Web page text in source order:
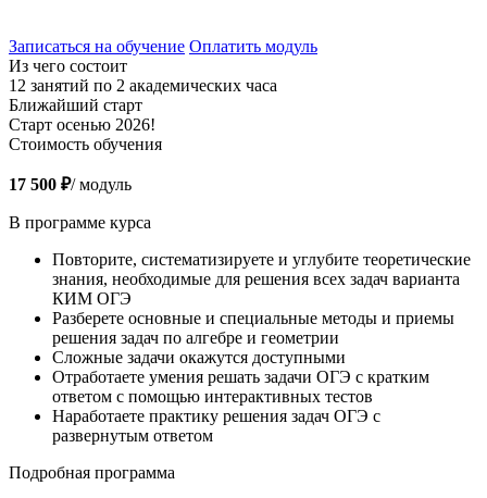
Записаться на обучение Оплатить модуль
Из чего состоит
12 занятий по 2 академических часа
Ближайший старт
Старт осенью 2026!
Стоимость обучения
17 500 ₽/ модуль
В программе курса
Повторите, систематизируете и углубите теоретические
знания, необходимые для решения всех задач варианта
КИМ ОГЭ
Разберете основные и специальные методы и приемы
решения задач по алгебре и геометрии
Сложные задачи окажутся доступными
Отработаете умения решать задачи ОГЭ с кратким
ответом с помощью интерактивных тестов
Наработаете практику решения задач ОГЭ с
развернутым ответом
Подробная программа